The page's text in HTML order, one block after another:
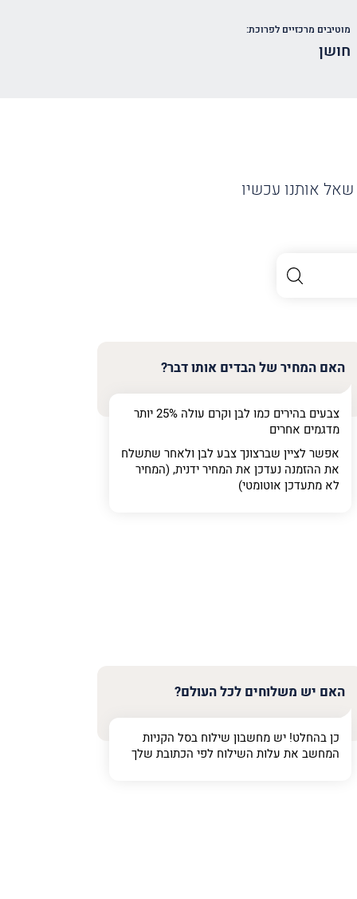
מוטיבים מרכזיים לפרוכת:
חושן
שאל אותנו עכשיו
האם המחיר של הבדים אותו דבר?
צבעים בהירים כמו לבן וקרם עולה 25% יותר
מדגמים אחרים
אפשר לציין שברצונך צבע לבן ולאחר שתשלח
את ההזמנה נעדכן את המחיר ידנית, (המחיר
לא מתעדכן אוטומטי)
האם יש משלוחים לכל העולם?
כן בהחלט! יש מחשבון שילוח בסל הקניות
המחשב את עלות השילוח לפי הכתובת שלך